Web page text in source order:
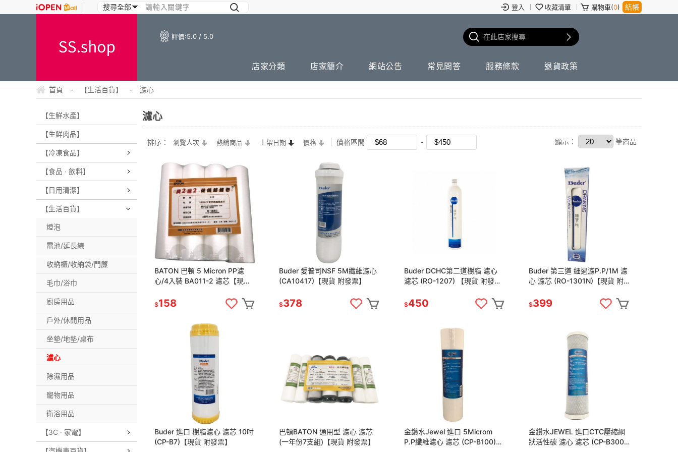
登入 收藏清單 購物車(0) 結帳
評價:5.0 / 5.0
店家分類 店家簡介 網站公告 常見問答 服務條款 退貨政策
首頁 - 【生活百貨】 - 濾心
【生鮮水產】
【生鮮肉品】
【冷凍食品】
【食品 ‧ 飲料】
【日用清潔】
【生活百貨】
燈泡
電池/延長線
收納櫃/收納袋/門簾
毛巾/浴巾
廚房用品
戶外/休閒用品
坐墊/地墊/桌布
濾心
除濕用品
寵物用品
衛浴用品
【3C ‧ 家電】
濾心
排序： 瀏覽人次 熱銷商品 上架日期 價格 價格區間 顯示： 筆商品
BATON 巴頓 5 Micron PP濾
心/4入裝 BA011-2 濾芯【現貨
$158
Buder 愛普司NSF 5M纖維濾心
(CA10417)【現貨 附發票】
$378
Buder DCHC第二道樹脂 濾心
濾芯 (RO-1207) 【現貨 附發
$450
Buder 第三道 細過濾P.P/1M 濾
心 濾芯 (RO-1301N)【現貨 附
$399
Buder 進口 樹脂濾心 濾芯 10吋
(CP-B7)【現貨 附發票】
巴頓BATON 通用型 濾心 濾芯
(一年份7支組)【現貨 附發票】
金鑽水Jewel 進口 5Microm
P.P纖維濾心 濾芯 (CP-B100)
金鑽水JEWEL 進口CTC壓縮網
狀活性碳 濾心 濾芯 (CP-B300)